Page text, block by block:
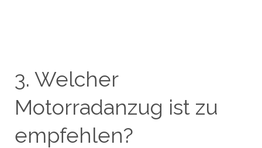
3. Welcher
Motorradanzug ist zu
empfehlen?